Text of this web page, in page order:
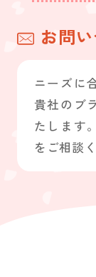
お問
ニーズに
貴社のブ
たします
をご相談